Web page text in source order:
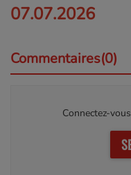
07.07.2026
Commentaires(0)
Connectez-